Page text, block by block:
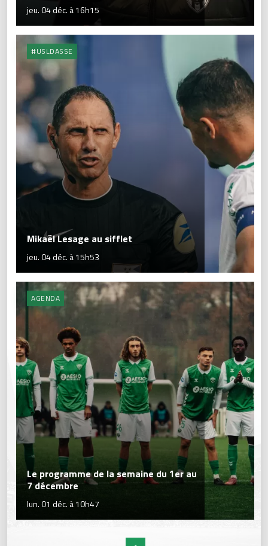
jeu. 04 déc. à 16h15
#USLDASSE
Mikaël Lesage au sifflet
jeu. 04 déc. à 15h53
AGENDA
Le programme de la semaine du 1er au
7 décembre
lun. 01 déc. à 10h47